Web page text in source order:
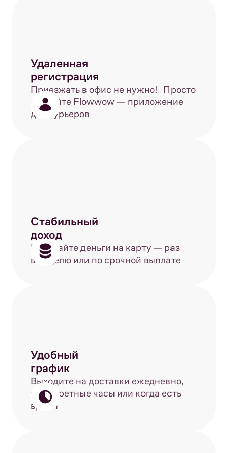
Удаленная
регистрация
Приезжать в офис не нужно! Просто
скачайте Flowwow — приложение
для курьеров
Стабильный
доход
Получайте деньги на карту — раз
в неделю или по срочной выплате
Удобный
график
Выходите на доставки ежедневно,
в конкретные часы или когда есть
время